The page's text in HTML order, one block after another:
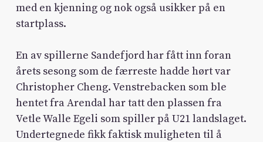
med en kjenning og nok også usikker på en
startplass.
En av spillerne Sandefjord har fått inn foran
årets sesong som de færreste hadde hørt var
Christopher Cheng. Venstrebacken som ble
hentet fra Arendal har tatt den plassen fra
Vetle Walle Egeli som spiller på U21 landslaget.
Undertegnede fikk faktisk muligheten til å